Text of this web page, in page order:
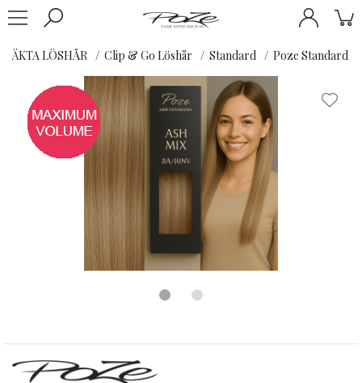
ÄKTA LÖSHÅR Clip & Go Löshår Standard Poze Standard